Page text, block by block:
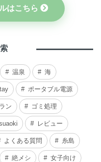
はこちら
温泉 海
ポータブル電源
ン ゴミ処理
レビュー
よくある質問 糸島
絶メシ 女子向け